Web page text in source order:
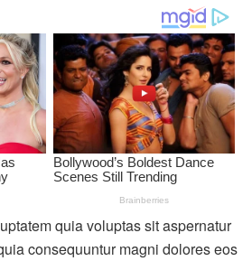
quia voluptas sit aspernatur
consequuntur magni dolores eos